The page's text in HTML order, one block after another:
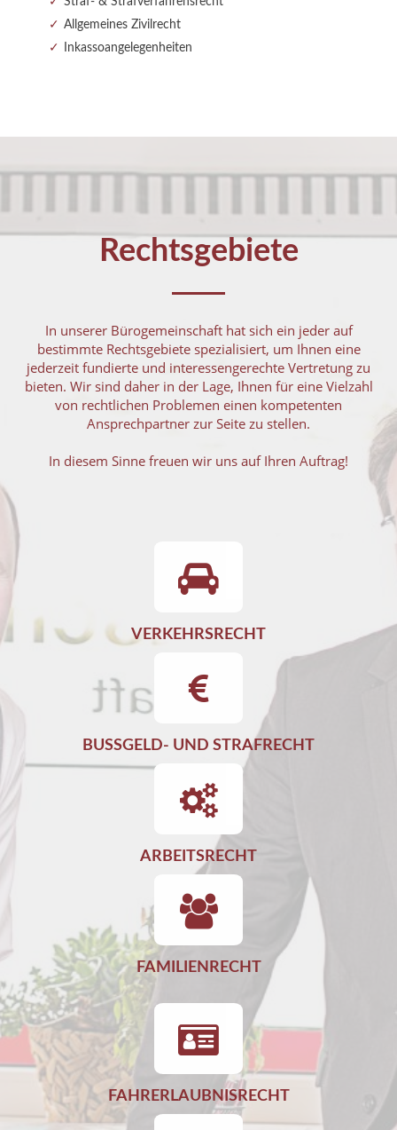
Allgemeines Zivilrecht
Inkassoangelegenheiten
Rechtsgebiete
In unserer Bürogemeinschaft hat sich ein jeder auf
bestimmte Rechtsgebiete spezialisiert, um Ihnen eine
jederzeit fundierte und interessengerechte Vertretung zu
bieten. Wir sind daher in der Lage, Ihnen für eine Vielzahl
von rechtlichen Problemen einen kompetenten
Ansprechpartner zur Seite zu stellen.
In diesem Sinne freuen wir uns auf Ihren Auftrag!
VERKEHRSRECHT
BUSSGELD- UND STRAFRECHT
ARBEITSRECHT
FAMILIENRECHT
FAHRERLAUBNISRECHT